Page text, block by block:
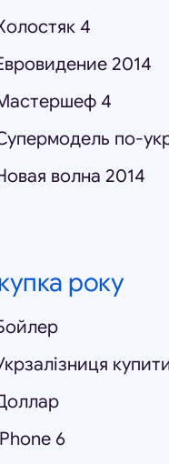
4
2014
4
по-
волна 2014
року
6